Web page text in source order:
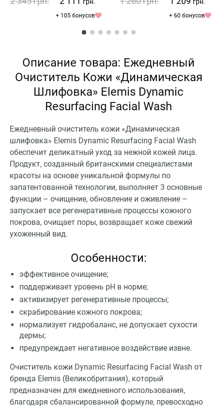
+ 105 бонусов + 60 бонусов
Описание товара: Ежедневный
Очиститель Кожи «Динамическая
Шлифовка» Elemis Dynamic
Resurfacing Facial Wash
Ежедневный очиститель кожи «Динамическая
шлифовка» Elemis Dynamic Resurfacing Facial Wash
обеспечит деликатный уход за нежной кожей лица.
Продукт, созданный британскими специалистами
красоты на основе уникальной формулы по
запатентованной технологии, выполняет 3 основные
функции – очищение, обновление и оживление –
запускает все регенеративные процессы кожного
покрова, очищает поры, возвращает коже свежий
ухоженный вид.
Особенности:
эффективное очищение;
поддерживает уровень рН в норме;
активизирует регенеративные процессы;
скрабирование кожного покрова;
нормализует гидробаланс, не допускает сухости
дермы;
предупреждает негативное воздействие извне.
Очиститель кожи Dynamic Resurfacing Facial Wash от
бренда Elemis (Великобритания), который
предназначен для ежедневного использования,
благодаря сбалансированной формуле, превосходно